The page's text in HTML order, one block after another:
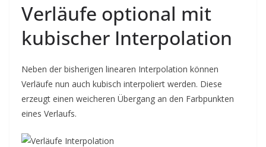
Verläufe optional mit
kubischer Interpolation
Neben der bisherigen linearen Interpolation können
Verläufe nun auch kubisch interpoliert werden. Diese
erzeugt einen weicheren Übergang an den Farbpunkten
eines Verlaufs.